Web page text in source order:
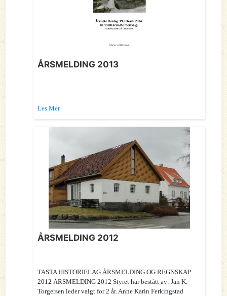
ÅRSMELDING 2013
Les Mer
ÅRSMELDING 2012
TASTA HISTORIELAG ÅRSMELDING OG REGNSKAP
2012 ÅRSMELDING 2012 Styret har bestått av: Jan K.
Torgersen leder valgt for 2 år. Anne Karin Ferkingstad